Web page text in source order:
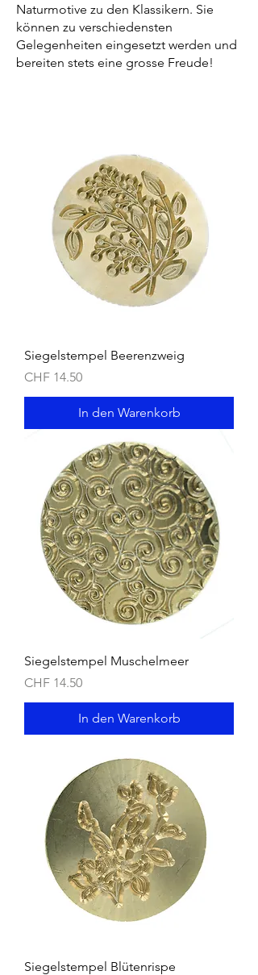
Naturmotive zu den Klassikern. Sie
können zu verschiedensten
Gelegenheiten eingesetzt werden und
bereiten stets eine grosse Freude!
Siegelstempel Beerenzweig
Preis
CHF 14.50
In den Warenkorb
Siegelstempel Muschelmeer
Preis
CHF 14.50
In den Warenkorb
Siegelstempel Blütenrispe